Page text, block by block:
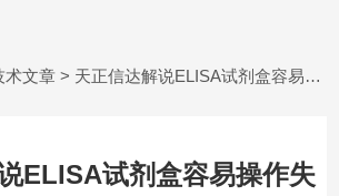
术文章 > 天正信达解说ELISA试剂盒容易操作失误的地方
ELISA试剂盒容易操作失